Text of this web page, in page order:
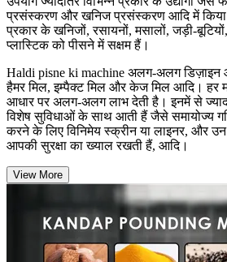
प्रसंस्करण और खनिज प्रसंस्करण आदि में किया
प्रकार के खनिजों, रसायनों, मसालों, जड़ी-
प्लास्टिक को पीसने में सक्षम हैं।
Haldi pisne ki machine अलग-अलग
हैमर मिल, इम्पैक्ट मिल और केज मिल आदि। हर
आधार पर अलग-अलग लाभ देती है। इनमें से
विशेष सुविधाओं के साथ आती हैं जैसे समायोज्य
करने के लिए विनिमेय स्क्रीन या लाइनर, और
आपकी सुरक्षा का ख्याल रखती हैं, आदि।
View More